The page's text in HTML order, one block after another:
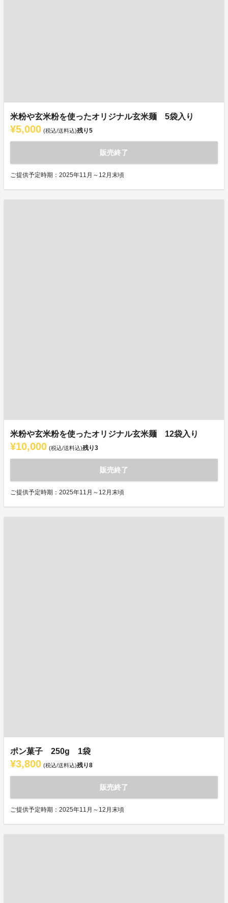
米粉や玄米粉を使ったオリジナル玄米麺 5袋入り
¥5,000 (税込/送料込)残り5
販売終了
ご提供予定時期：2025年11月～12月末頃
米粉や玄米粉を使ったオリジナル玄米麺 12袋入り
¥10,000 (税込/送料込)残り3
販売終了
ご提供予定時期：2025年11月～12月末頃
ポン菓子 250g 1袋
¥3,800 (税込/送料込)残り8
販売終了
ご提供予定時期：2025年11月～12月末頃